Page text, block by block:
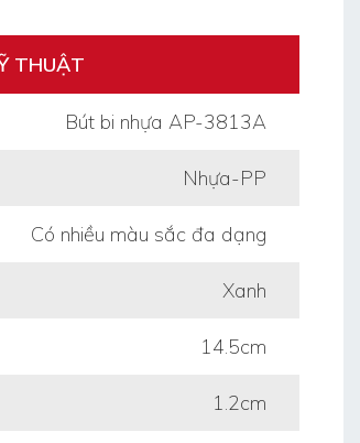
THUẬT
Bút bi nhựa AP-3813A
Nhựa-PP
Có nhiều màu sắc đa dạng
Xanh
14.5cm
1.2cm